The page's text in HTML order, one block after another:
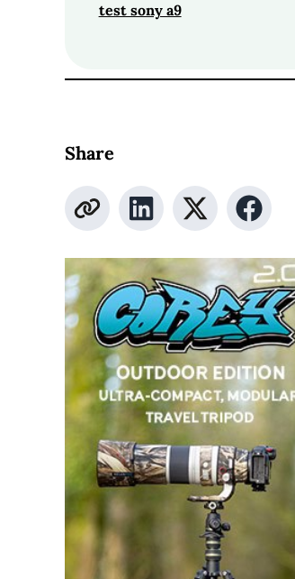
test sony a9
Share